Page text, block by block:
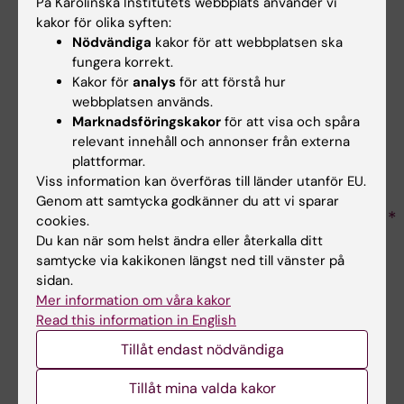
Studien har alla tillstånd som krävs | The study has all
the permits required
Ja | Yes
Datum för avpublicering | Date of removing the
advertisement
kakor för olika syften:
Nödvändiga kakor för att webbplatsen ska
fungera korrekt.
Kakor för analys för att förstå hur
webbplatsen används.
Marknadsföringskakor för att visa och spåra
relevant innehåll och annonser från externa
plattformar.
Viss information kan överföras till länder utanför EU.
Genom att samtycka godkänner du att vi sparar
cookies.
Du kan när som helst ändra eller återkalla ditt
samtycke via kakikonen längst ned till vänster på
sidan.
Mer information om våra kakor
Read this information in English
Tillåt endast nödvändiga
Tillåt mina valda kakor